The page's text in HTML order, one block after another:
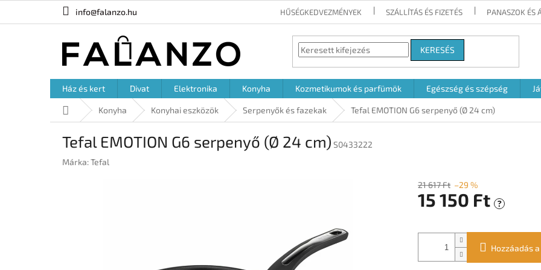
info@falanzo.hu HŰSÉGKEDVEZMÉNYEK SZÁLLÍTÁS ÉS FIZETÉS PANASZOK ÉS
KERESÉS
Ház és kert Divat Elektronika Konyha Kozmetikumok és parfümök Egészség és szépség
KezdőlapKonyha Konyhai eszközök Serpenyők és fazekak Tefal EMOTION G6 serpenyő (Ø 24 cm)
Tefal EMOTION G6 serpenyő (Ø 24 cm) S0433222
Márka:Tefal
21 617 Ft –29 %
15 150 Ft ?
Hozzáadás